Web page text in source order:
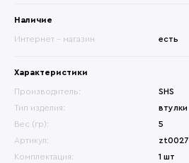
Наличие
Интернет - магазин есть
Характеристики
Производитель:
SHS
Тип изделия:
втулки
Вес (гр):
5
Артикул:
zt0027
Комплектация:
1 шт